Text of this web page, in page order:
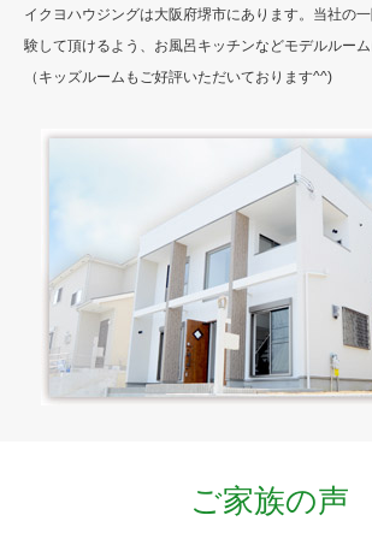
イクヨハウジングは大阪府堺市にあります。当社の
験して頂けるよう、お風呂キッチンなどモデルルーム
（キッズルームもご好評いただいております^^)
Company
ご家族の声